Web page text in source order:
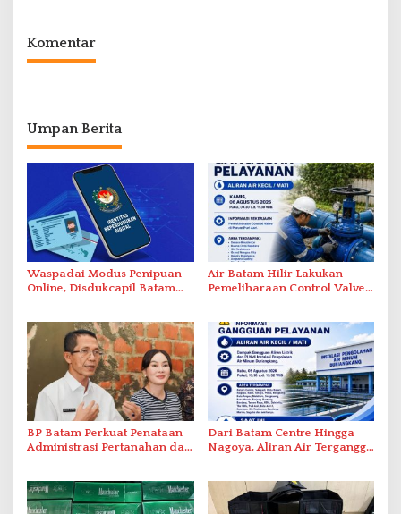
Komentar
Umpan Berita
Waspadai Modus Penipuan
Online, Disdukcapil Batam
Air Batam Hilir Lakukan
Pemeliharaan Control Valve,
BP Batam Perkuat Penataan
Administrasi Pertanahan dan
Dari Batam Centre Hingga
Nagoya, Aliran Air Terganggu